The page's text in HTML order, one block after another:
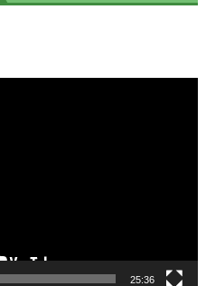
25:36